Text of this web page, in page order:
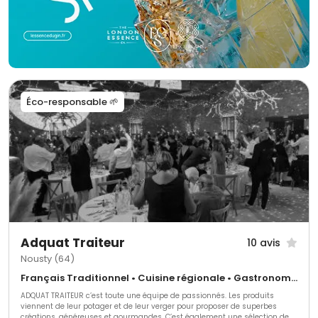
Éco-responsable 🌱
Adquat Traiteur 10 avis
Nousty (64)
Français Traditionnel • Cuisine régionale • Gastronomique
ADQUAT TRAITEUR c’est toute une équipe de passionnés. Les produits
viennent de leur potager et de leur verger pour proposer de superbes